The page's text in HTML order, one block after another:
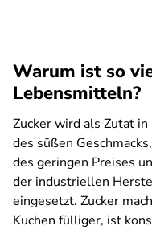
Warum ist so
Lebensmitteln?
Zucker wird als Zutat
des süßen
des geringen Preises
der industriellen
eingesetzt. Zucker
Kuchen fülliger, ist